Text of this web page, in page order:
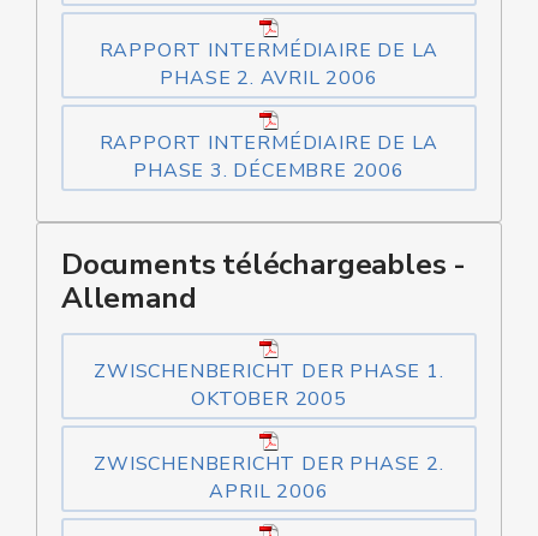
RAPPORT INTERMÉDIAIRE DE LA
PHASE 2. AVRIL 2006
RAPPORT INTERMÉDIAIRE DE LA
PHASE 3. DÉCEMBRE 2006
Documents téléchargeables -
Allemand
ZWISCHENBERICHT DER PHASE 1.
OKTOBER 2005
ZWISCHENBERICHT DER PHASE 2.
APRIL 2006